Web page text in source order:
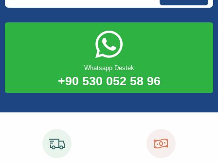
Whatsapp Destek
+90 530 052 58 96